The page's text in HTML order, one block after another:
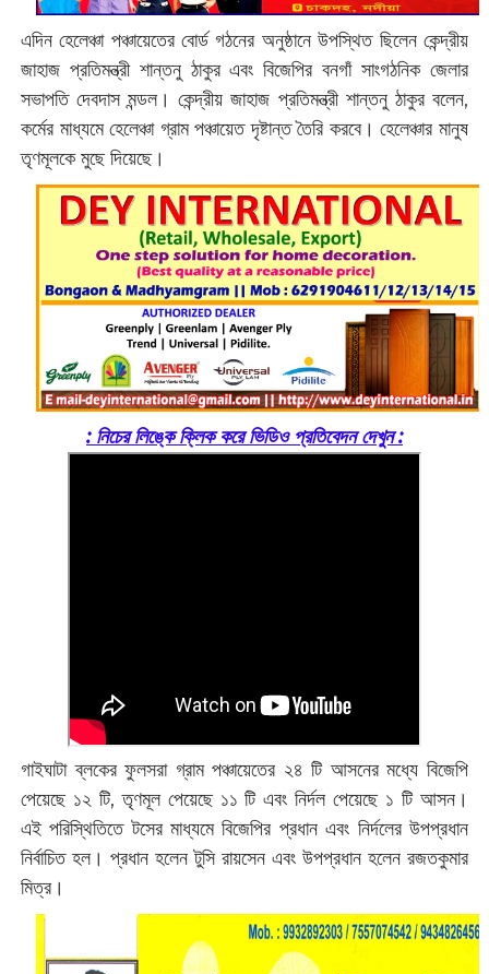
এদিন হেলেঞ্চা পঞ্চায়েতের বোর্ড গঠনের অনুষ্ঠানে উপস্থিত ছিলেন কেন্দ্রীয়
জাহাজ প্রতিমন্ত্রী শান্তনু ঠাকুর এবং বিজেপির বনগাঁ সাংগঠনিক জেলার
সভাপতি দেবদাস মন্ডল। কেন্দ্রীয় জাহাজ প্রতিমন্ত্রী শান্তনু ঠাকুর বলেন,
কর্মের মাধ্যমে হেলেঞ্চা গ্রাম পঞ্চায়েত দৃষ্টান্ত তৈরি করবে। হেলেঞ্চার মানুষ
তৃণমূলকে মুছে দিয়েছে।
: ‌নিচের লিঙ্কে ক্লিক করে ভিডিও প্রতিবেদন দেখুন :
গাইঘাটা ব্লকের ফুলসরা গ্রাম পঞ্চায়েতের ২৪ টি আসনের মধ্যে বিজেপি
পেয়েছে ১২ টি, তৃণমূল পেয়েছে ১১ টি এবং নির্দল পেয়েছে ১ টি আসন।
এই পরিস্থিতিতে টসের মাধ্যমে বিজেপির প্রধান এবং নির্দলের উপপ্রধান
নির্বাচিত হল। প্রধান হলেন টুসি রায়সেন এবং উপপ্রধান হলেন রজতকুমার
মিত্র।